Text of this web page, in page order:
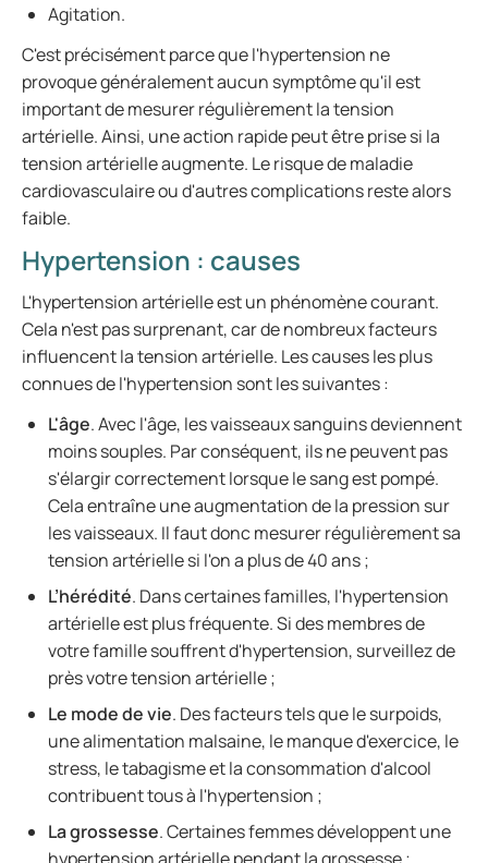
Agitation.
C'est précisément parce que l'hypertension ne
provoque généralement aucun symptôme qu'il est
important de mesurer régulièrement la tension
artérielle. Ainsi, une action rapide peut être prise si la
tension artérielle augmente. Le risque de maladie
cardiovasculaire ou d'autres complications reste alors
faible.
Hypertension : causes
L'hypertension artérielle est un phénomène courant.
Cela n'est pas surprenant, car de nombreux facteurs
influencent la tension artérielle. Les causes les plus
connues de l'hypertension sont les suivantes :
L'âge. Avec l'âge, les vaisseaux sanguins deviennent
moins souples. Par conséquent, ils ne peuvent pas
s'élargir correctement lorsque le sang est pompé.
Cela entraîne une augmentation de la pression sur
les vaisseaux. Il faut donc mesurer régulièrement sa
tension artérielle si l'on a plus de 40 ans ;
L’hérédité. Dans certaines familles, l'hypertension
artérielle est plus fréquente. Si des membres de
votre famille souffrent d'hypertension, surveillez de
près votre tension artérielle ;
Le mode de vie. Des facteurs tels que le surpoids,
une alimentation malsaine, le manque d'exercice, le
stress, le tabagisme et la consommation d'alcool
contribuent tous à l'hypertension ;
La grossesse. Certaines femmes développent une